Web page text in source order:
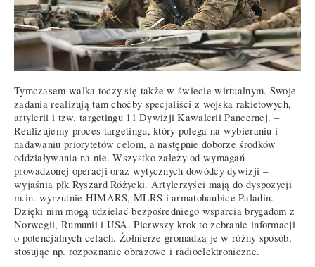
Tymczasem walka toczy się także w świecie wirtualnym. Swoje
zadania realizują tam choćby specjaliści z wojska rakietowych,
artylerii i tzw. targetingu 11 Dywizji Kawalerii Pancernej. –
Realizujemy proces targetingu, który polega na wybieraniu i
nadawaniu priorytetów celom, a następnie doborze środków
oddziaływania na nie. Wszystko zależy od wymagań
prowadzonej operacji oraz wytycznych dowódcy dywizji –
wyjaśnia płk Ryszard Różycki. Artylerzyści mają do dyspozycji
m.in. wyrzutnie HIMARS, MLRS i armatohaubice Paladin.
Dzięki nim mogą udzielać bezpośredniego wsparcia brygadom z
Norwegii, Rumunii i USA. Pierwszy krok to zebranie informacji
o potencjalnych celach. Żołnierze gromadzą je w różny sposób,
stosując np. rozpoznanie obrazowe i radioelektroniczne.